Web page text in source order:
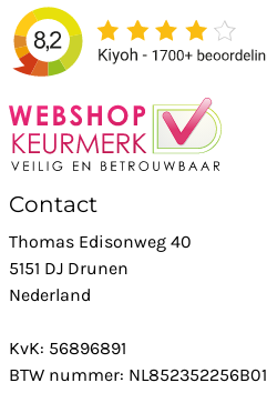
Contact
Thomas Edisonweg 40
5151 DJ Drunen
Nederland
KvK: 56896891
BTW nummer: NL852352256B01